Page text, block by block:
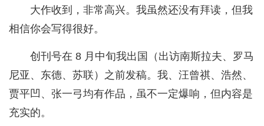
大作收到，非常高兴。我虽然还没有拜读，但我
相信你会写得很好。
创刊号在 8 月中旬我出国（出访南斯拉夫、罗马
尼亚、东德、苏联）之前发稿。我、汪曾祺、浩然、
贾平凹、张一弓均有作品，虽不一定爆响，但内容是
充实的。